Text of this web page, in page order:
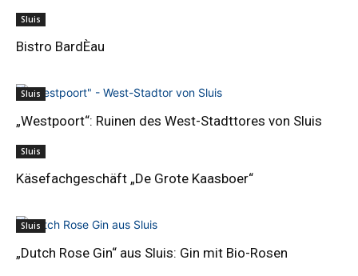
Sluis
Bistro BardÈau
Sluis
„Westpoort“: Ruinen des West-Stadttores von Sluis
Sluis
Käsefachgeschäft „De Grote Kaasboer“
Sluis
„Dutch Rose Gin“ aus Sluis: Gin mit Bio-Rosen